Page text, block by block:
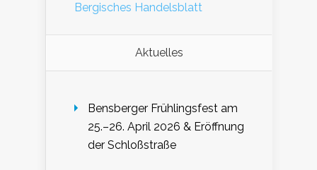
Bergisches Handelsblatt
Aktuelles
Bensberger Frühlingsfest am
25.–26. April 2026 & Eröffnung
der Schloßstraße